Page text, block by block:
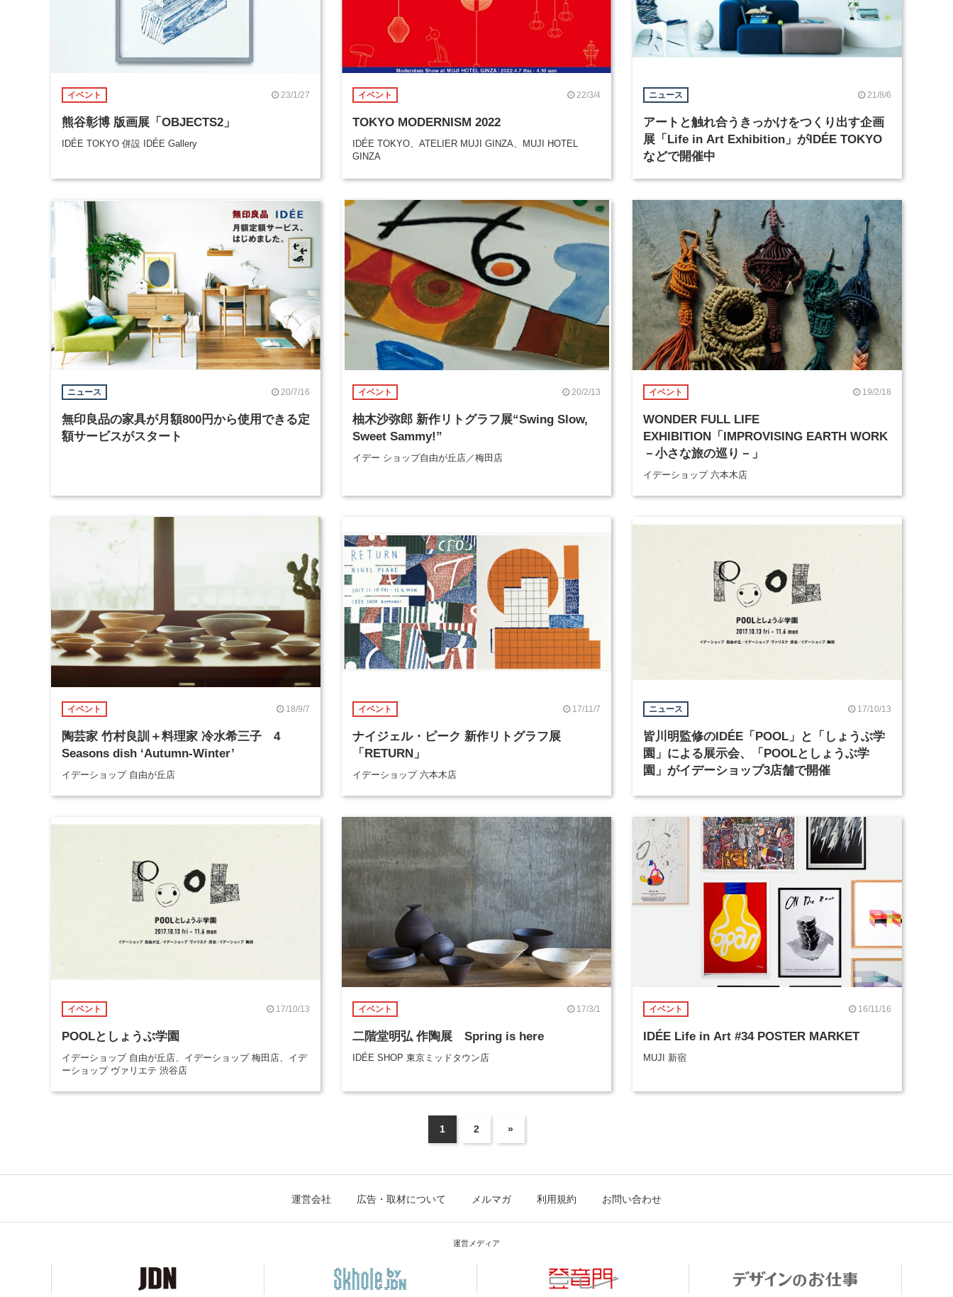
イベント 23/1/27
熊谷彰博 版画展「OBJECTS2」
IDÉE TOKYO 併設 IDÉE Gallery
イベント 22/3/4
TOKYO MODERNISM 2022
IDÉE TOKYO、ATELIER MUJI GINZA、MUJI HOTEL
GINZA
ニュース 21/8/6
アートと触れ合うきっかけをつくり出す企画
展「Life in Art Exhibition」がIDÉE TOKYO
などで開催中
ニュース 20/7/16
無印良品の家具が月額800円から使用できる定
額サービスがスタート
イベント 20/2/13
柚木沙弥郎 新作リトグラフ展“Swing Slow,
Sweet Sammy!”
イデー ショップ自由が丘店／梅田店
イベント 19/2/18
WONDER FULL LIFE
EXHIBITION「IMPROVISING EARTH WORK
－小さな旅の巡り－」
イデーショップ 六本木店
イベント 18/9/7
陶芸家 竹村良訓＋料理家 冷水希三子 4
Seasons dish ‘Autumn-Winter’
イデーショップ 自由が丘店
イベント 17/11/7
ナイジェル・ピーク 新作リトグラフ展
「RETURN」
イデーショップ 六本木店
ニュース 17/10/13
皆川明監修のIDÉE「POOL」と「しょうぶ学
園」による展示会、「POOLとしょうぶ学
園」がイデーショップ3店舗で開催
イベント 17/10/13
POOLとしょうぶ学園
イデーショップ 自由が丘店、イデーショップ 梅田店、イデ
ーショップ ヴァリエテ 渋谷店
イベント 17/3/1
二階堂明弘 作陶展 Spring is here
IDÉE SHOP 東京ミッドタウン店
イベント 16/11/16
IDÉE Life in Art #34 POSTER MARKET
MUJI 新宿
1 2 »
運営会社 広告・取材について メルマガ 利用規約 お問い合わせ
運営メディア